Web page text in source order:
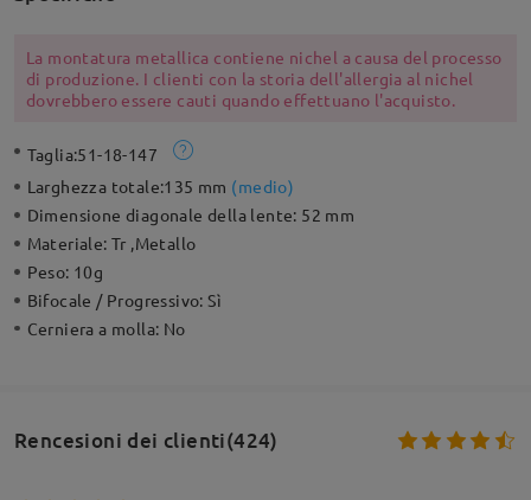
La montatura metallica contiene nichel a causa del processo
di produzione. I clienti con la storia dell'allergia al nichel
dovrebbero essere cauti quando effettuano l'acquisto.
Taglia:51-18-147
Larghezza totale:135 mm (medio)
Dimensione diagonale della lente: 52 mm
Materiale:Tr ,Metallo
Peso: 10g
Bifocale / Progressivo:Sì
Cerniera a molla: No
Rencesioni dei clienti(424)